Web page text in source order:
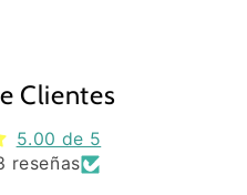
Clientes
5.00 de 5
reseñas